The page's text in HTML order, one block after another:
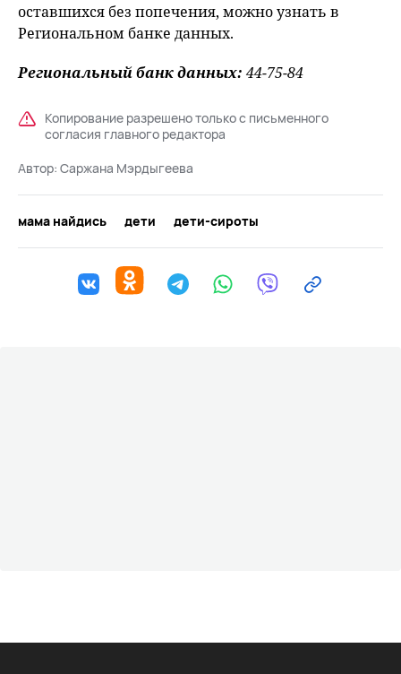
оставшихся без попечения, можно узнать в
Региональном банке данных.
Peгиoнaльный бaнк дaнныx: 44-75-84
Копирование разрешено только с письменного
согласия главного редактора
Автор: Саржана Мэрдыгеева
мама найдись дети дети-сироты